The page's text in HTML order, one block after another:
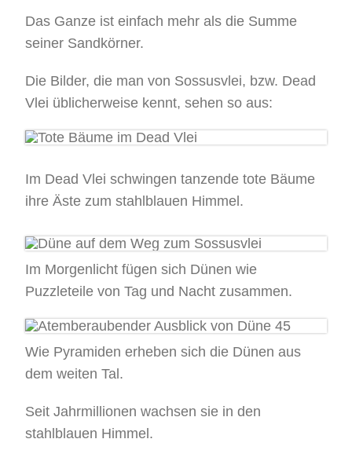
Das Ganze ist einfach mehr als die Summe
seiner Sandkörner.
Die Bilder, die man von Sossusvlei, bzw. Dead
Vlei üblicherweise kennt, sehen so aus:
Im Dead Vlei schwingen tanzende tote Bäume
ihre Äste zum stahlblauen Himmel.
Im Morgenlicht fügen sich Dünen wie
Puzzleteile von Tag und Nacht zusammen.
Wie Pyramiden erheben sich die Dünen aus
dem weiten Tal.
Seit Jahrmillionen wachsen sie in den
stahlblauen Himmel.